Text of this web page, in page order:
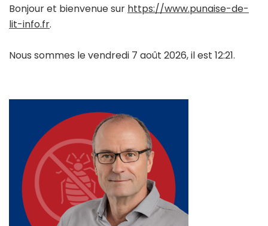
Bonjour et bienvenue sur https://www.punaise-de-
lit-info.fr.
Nous sommes le vendredi 7 août 2026, il est 12:21.